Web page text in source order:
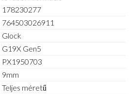
178230277
764503026911
Glock
G19X Gen5
PX1950703
9mm
Teljes méretű